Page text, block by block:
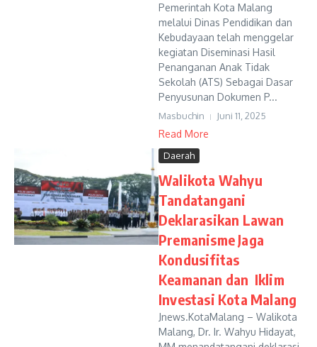
Pemerintah Kota Malang
melalui Dinas Pendidikan dan
Kebudayaan telah menggelar
kegiatan Diseminasi Hasil
Penanganan Anak Tidak
Sekolah (ATS) Sebagai Dasar
Penyusunan Dokumen P...
Masbuchin Juni 11, 2025
Read More
Daerah
Walikota Wahyu
Tandatangani
Deklarasikan Lawan
Premanisme Jaga
Kondusifitas
Keamanan dan Iklim
Investasi Kota Malang
Jnews.KotaMalang – Walikota
Malang, Dr. Ir. Wahyu Hidayat,